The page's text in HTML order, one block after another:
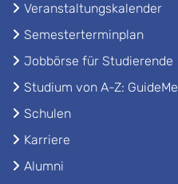
Veranstaltungskalender
Semesterterminplan
Jobbörse für Studierende
Studium von A-Z: GuideMe
Schulen
Karriere
Alumni